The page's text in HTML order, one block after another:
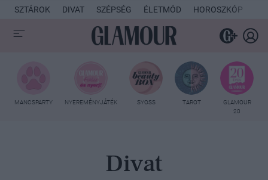
SZTÁROK DIVAT SZÉPSÉG ÉLETMÓD HOROSZKÓP
MANCSPARTY NYEREMÉNYJÁTÉK SYOSS TAROT
GLAMOUR
20
Divat